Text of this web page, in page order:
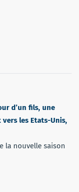
d’un fils, une
les Etats-Unis,
la nouvelle saison